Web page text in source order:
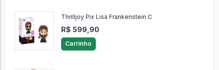
Thrilljoy Pix Lisa Frankenstein C
R$ 599,90
Carrinho